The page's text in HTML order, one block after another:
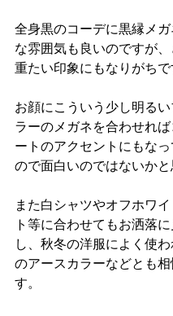
全身黒のコーデに黒縁メ
な雰囲気も良いのですが
重たい印象にもなりがちで
お顔にこういう少し明る
ラーのメガネを合わせれ
ートのアクセントにもな
ので面白いのではないかと
また白シャツやオフホワ
ト等に合わせてもお洒落
し、秋冬の洋服によく使
のアースカラーなどとも
す。